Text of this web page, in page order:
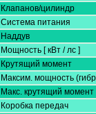
Клапанов/цилиндр
Система питания
Наддув
Мощность [ кВт / лс ]
Крутящий момент
Максим. мощность
Макс. крутящий момент
Коробка передач